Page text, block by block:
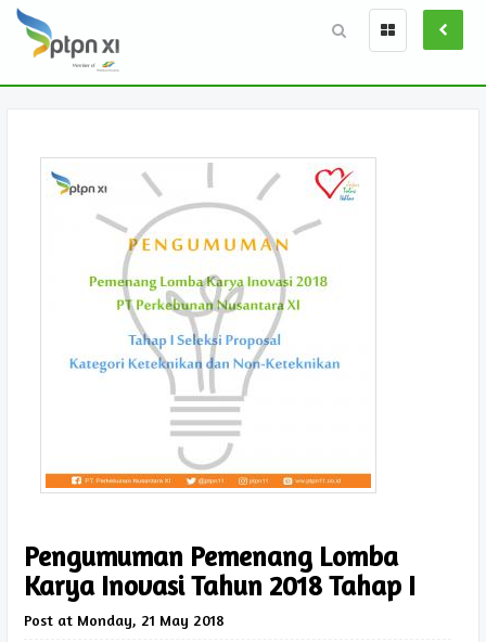
Pengumuman Pemenang Lomba
Karya Inovasi Tahun 2018 Tahap I
Post at Monday, 21 May 2018